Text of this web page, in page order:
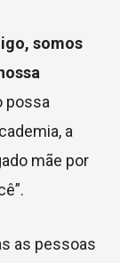
somos
possa
a
mãe por
as pessoas